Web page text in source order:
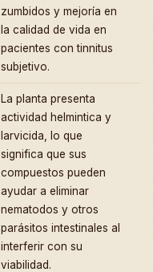
zumbidos y mejoría en
la calidad de vida en
pacientes con tinnitus
subjetivo.
La planta presenta
actividad helmintica y
larvicida, lo que
significa que sus
compuestos pueden
ayudar a eliminar
nematodos y otros
parásitos intestinales al
interferir con su
viabilidad.